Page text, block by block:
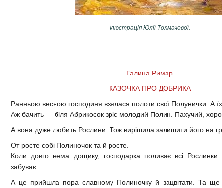
Ілюстрація Юлії Толмачової.
Галина Римар
КАЗОЧКА ПРО ДОБРИКА
Ранньою весною господиня взялася полоти свої Полунички. А
Аж бачить — біля Абрикосок зріс молодий Полин. Пахучий,
А вона дуже любить Рослини. Тож вирішила залишити його на
От росте собі Полиночок та й росте.
Коли довго нема дощику, господарка поливає всі
забуває.
А це прийшла пора славному Полиночку й зацвітати. Та